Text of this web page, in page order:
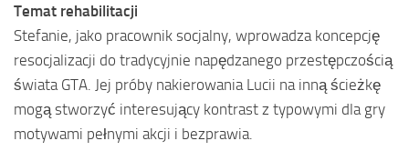
Temat rehabilitacji
Stefanie, jako pracownik socjalny, wprowadza koncepcję
resocjalizacji do tradycyjnie napędzanego przestępczością
świata GTA. Jej próby nakierowania Lucii na inną ścieżkę
mogą stworzyć interesujący kontrast z typowymi dla gry
motywami pełnymi akcji i bezprawia.